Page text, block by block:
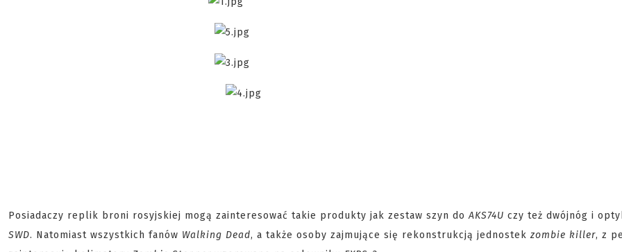
Posiadaczy replik broni rosyjskiej mogą zainteresować takie produkty jak zestaw szyn do AKS74U czy też dwójnóg i
SWD. Natomiast wszystkich fanów Walking Dead, a także osoby zajmujące się rekonstrukcją jednostekzombie killer, z